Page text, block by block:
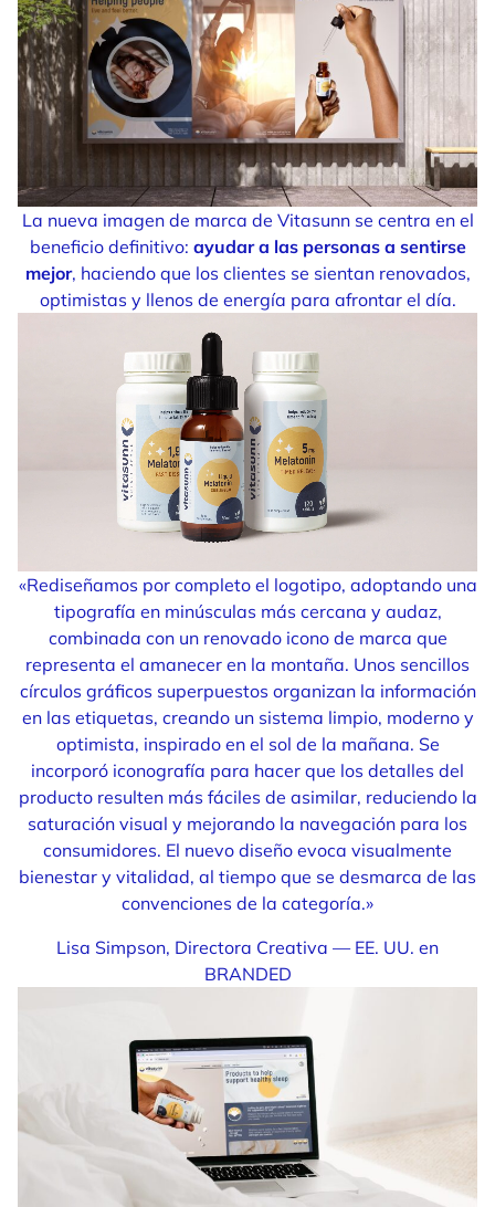
La nueva imagen de marca de Vitasunn se centra en el
beneficio definitivo: ayudar a las personas a sentirse
mejor, haciendo que los clientes se sientan renovados,
optimistas y llenos de energía para afrontar el día.
«Rediseñamos por completo el logotipo, adoptando una
tipografía en minúsculas más cercana y audaz,
combinada con un renovado icono de marca que
representa el amanecer en la montaña. Unos sencillos
círculos gráficos superpuestos organizan la información
en las etiquetas, creando un sistema limpio, moderno y
optimista, inspirado en el sol de la mañana. Se
incorporó iconografía para hacer que los detalles del
producto resulten más fáciles de asimilar, reduciendo la
saturación visual y mejorando la navegación para los
consumidores. El nuevo diseño evoca visualmente
bienestar y vitalidad, al tiempo que se desmarca de las
convenciones de la categoría.»
Lisa Simpson, Directora Creativa — EE. UU. en
BRANDED